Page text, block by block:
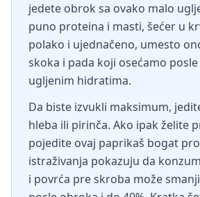
jedete obrok sa ovako malo
puno proteina i masti, šećer u
polako i ujednačeno, umesto
skoka i pada koji osećamo
ugljenim hidratima.
Da biste izvukli maksimum,
hleba ili pirinča. Ako ipak želite
pojedite ovaj paprikaš bogat
istraživanja pokazuju da
i povrća pre skroba može